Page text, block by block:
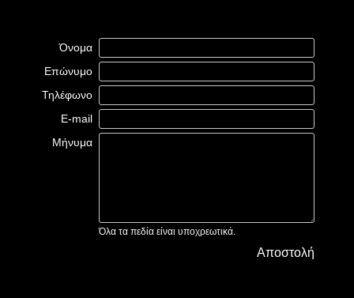
Όνομα
Επώνυμο
Τηλέφωνο
E-mail
Μήνυμα
Όλα τα πεδία είναι υποχρεωτικά.
Αποστολή